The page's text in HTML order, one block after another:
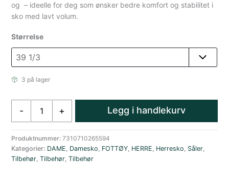
og – ideelle for deg som ønsker bedre komfort og stabilitet i
sko med lavt volum.
Størrelse
3 på lager
-
Medium
Støtte
Sort
+ Legg i handlekurv
Produktnummer:7310710265594
Kategorier: DAME, Damesko, FOTTØY, HERRE, Herresko, Såler,
Tilbehør,Tilbehør,Tilbehør